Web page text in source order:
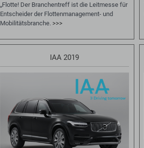
„Flotte! Der Branchentreff ist die Leitmesse für
Entscheider der Flottenmanagement- und
Mobilitätsbranche. >>>
IAA 2019